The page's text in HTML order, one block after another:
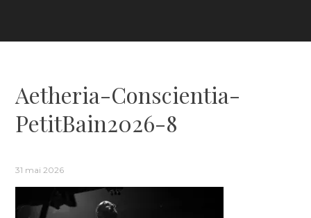
Aetheria-Conscientia-
PetitBain2026-8
31 mai 2026